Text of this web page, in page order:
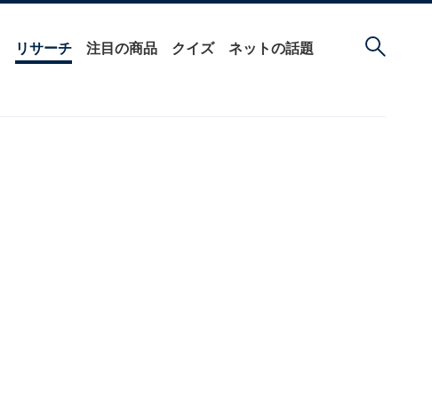
リサーチ 注目の商品 クイズ ネットの話題